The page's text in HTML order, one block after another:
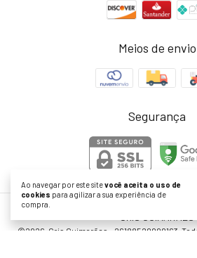
Ao navegar por este sitevocê aceita o uso de
cookies para agilizar a sua experiência de
compra.
Meios de envio
Segurança
CRIS GUIMARÃES
©2026. Cris Guimarães - 26188520000163.